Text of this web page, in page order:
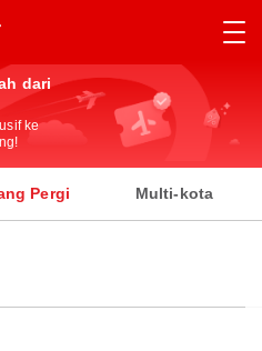
dari
ke
Pergi Multi-kota